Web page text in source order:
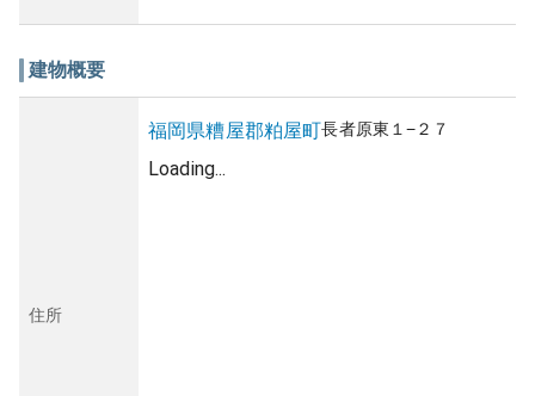
建物概要
住所
福岡県糟屋郡粕屋町長者原東 １−２７
Loading...